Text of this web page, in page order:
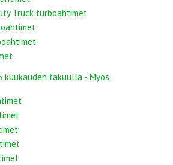
Truck turboahtimet
takuulla - Myös